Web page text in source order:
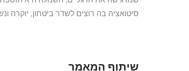
סיטואציה בה רוצים לשדר ביטחון, יוקרה
שיתוף המאמר